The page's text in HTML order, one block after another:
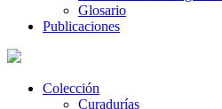
Glosario
Publicaciones
Colección
Curadurías